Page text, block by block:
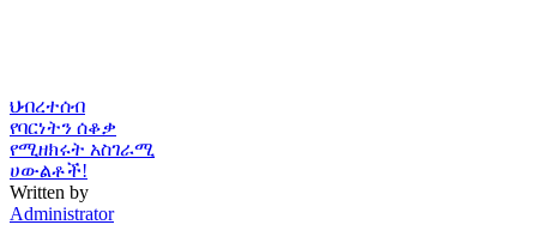
ህብረተሰብ
የባርነትን ሰቆቃ
የሚዘክሩት አስገራሚ
ሀውልቶች!
Written by
Administrator